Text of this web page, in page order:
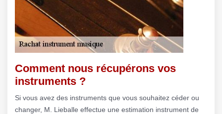
Comment nous récupérons vos
instruments ?
Si vous avez des instruments que vous souhaitez céder ou
changer, M. Lieballe effectue une estimation instrument de